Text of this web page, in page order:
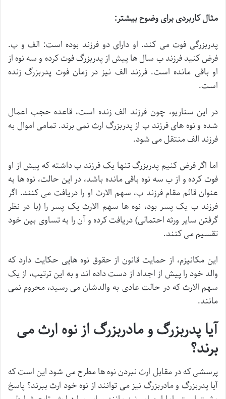
مثال کاربردی برای وضوح بیشتر:
پدربزرگی فوت می کند. او دارای دو فرزند بوده است: الف و ب.
فرض کنید فرزند ب سال ها پیش از پدربزرگ فوت کرده و سه نوه از
او باقی مانده است. فرزند الف نیز در زمان فوت پدربزرگ زنده
است.
در این سناریو، چون فرزند الف زنده است، قاعده حجب اعمال
شده و نوه های فرزند ب از پدربزرگ ارث نمی برند. تمامی اموال به
فرزند الف منتقل می شود.
اما اگر فرض کنیم پدربزرگ تنها یک فرزند ب داشته که پیش از او
فوت کرده و از ب سه نوه باقی مانده باشد، در این حالت، نوه ها به
عنوان قائم مقام فرزند ب، سهم الارث او را دریافت می کنند. اگر
فرزند ب یک پسر بود، نوه ها سهم الارث یک پسر را (با در نظر
گرفتن سایر ورثه احتمالی) دریافت کرده و آن را به تساوی بین خود
تقسیم می کنند.
این مکانیزم، از حمایت قانون از حقوق نوه هایی حکایت دارد که
والد خود را پیش از اجداد از دست داده اند و به این ترتیب، از یک
سهم الارث که در حالت عادی به والدشان می رسید، محروم نمی
مانند.
آیا پدربزرگ و مادربزرگ از نوه ارث می
برند؟
پرسشی که در مقابل ارث نبردن نوه ها مطرح می شود این است که
آیا پدربزرگ و مادربزرگ نیز می توانند از نوه خود ارث ببرند؟ پاسخ